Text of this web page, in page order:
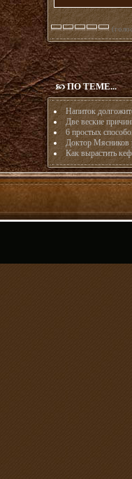
ПО ТЕМЕ...
Напиток
Две веские
6 простых
Доктор Мясников
Как вырастить